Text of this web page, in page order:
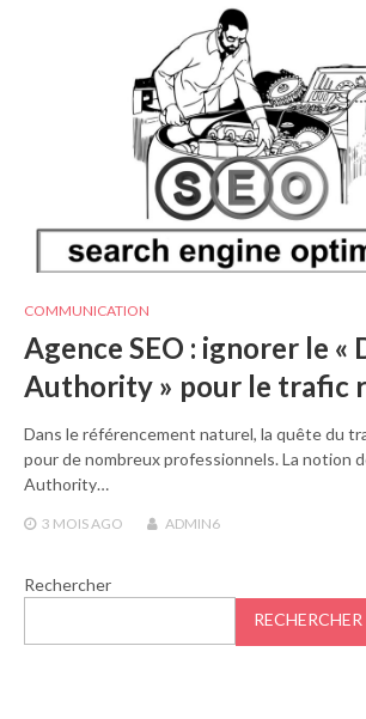
COMMUNICATION
Agence SEO : ignorer le «
Authority » pour le trafic
Dans le référencement naturel, la quête du
pour de nombreux professionnels. La notion
Authority…
3 MOISAGO ADMIN6
Rechercher
RECHERCHER